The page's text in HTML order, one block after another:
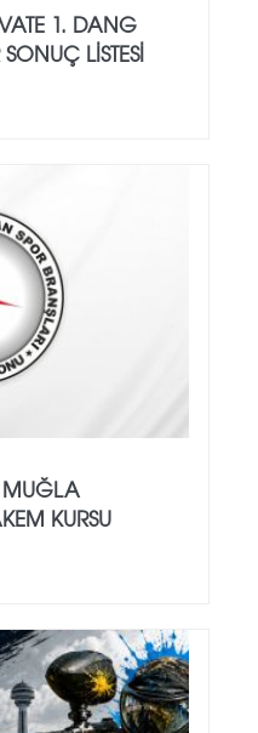
1. DANG
LİSTESİ
MUĞLA
KURSU